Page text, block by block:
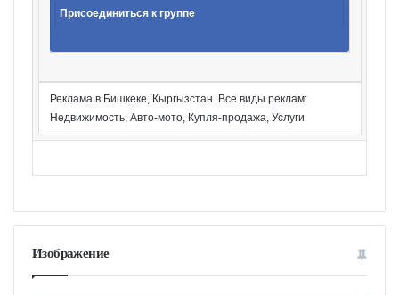
Присоединиться к группе
Реклама в Бишкеке, Кыргызстан. Все виды реклам:
Недвижимость, Авто-мото, Купля-продажа, Услуги
Изображение